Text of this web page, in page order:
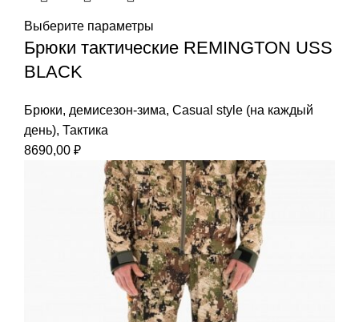
Выберите параметры
Брюки тактические REMINGTON USS
BLACK
Брюки, демисезон-зима, Casual style (на каждый
день), Тактика
8690,00 ₽